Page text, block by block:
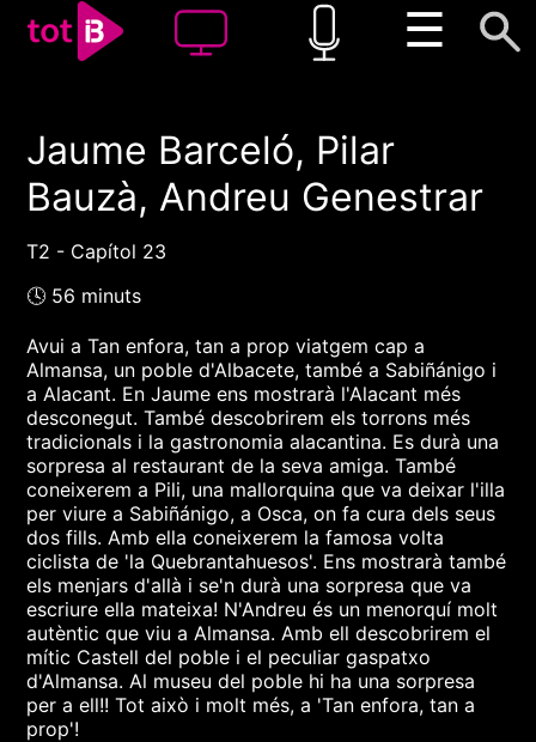
☰
00:00 00:00
1x
Jaume Barceló, Pilar
Bauzà, Andreu Genestrar
T2 - Capítol 23
🕓 56 minuts
Avui a Tan enfora, tan a prop viatgem cap a
Almansa, un poble d'Albacete, també a Sabiñánigo i
a Alacant. En Jaume ens mostrarà l'Alacant més
desconegut. També descobrirem els torrons més
tradicionals i la gastronomia alacantina. Es durà una
sorpresa al restaurant de la seva amiga. També
coneixerem a Pili, una mallorquina que va deixar l'illa
per viure a Sabiñánigo, a Osca, on fa cura dels seus
dos fills. Amb ella coneixerem la famosa volta
ciclista de 'la Quebrantahuesos'. Ens mostrarà també
els menjars d'allà i se'n durà una sorpresa que va
escriure ella mateixa! N'Andreu és un menorquí molt
autèntic que viu a Almansa. Amb ell descobrirem el
mític Castell del poble i el peculiar gaspatxo
d'Almansa. Al museu del poble hi ha una sorpresa
per a ell!! Tot això i molt més, a 'Tan enfora, tan a
prop'!